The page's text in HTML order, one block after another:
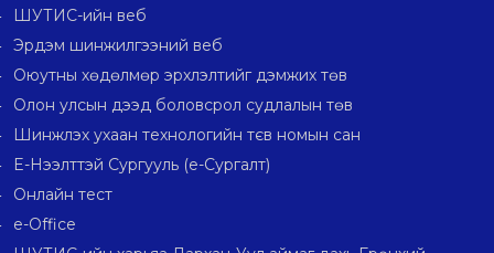
ШУТИС-ийн веб
Эрдэм шинжилгээний веб
Оюутны хөдөлмөр эрхлэлтийг дэмжих төв
Олон улсын дээд боловсрол судлалын төв
Шинжлэх ухаан технологийн тєв номын сан
E-Нээлттэй Сургууль (e-Сургалт)
Онлайн тест
e-Office